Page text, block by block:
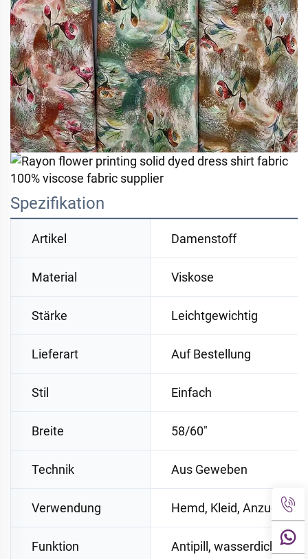
Spezifikation
Artikel Damenstoff
Material Viskose
Stärke Leichtgewichtig
Lieferart Auf Bestellung
Stil Einfach
Breite 58/60"
Technik Aus Geweben
Verwendung Hemd, Kleid, Anzug
Funktion Antipill, wasserdicht,